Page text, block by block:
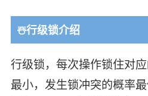
☃️行级锁介绍
行级锁，每次操作锁住对
最小，发生锁冲突的概率